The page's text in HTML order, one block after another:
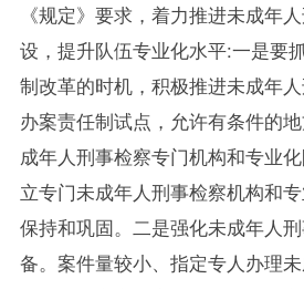
《规定》要求，着力推进未成年
设，提升队伍专业化水平:一是要
制改革的时机，积极推进未成年
办案责任制试点，允许有条件的
成年人刑事检察专门机构和专业
立专门未成年人刑事检察机构和
保持和巩固。二是强化未成年人
备。案件量较小、指定专人办理